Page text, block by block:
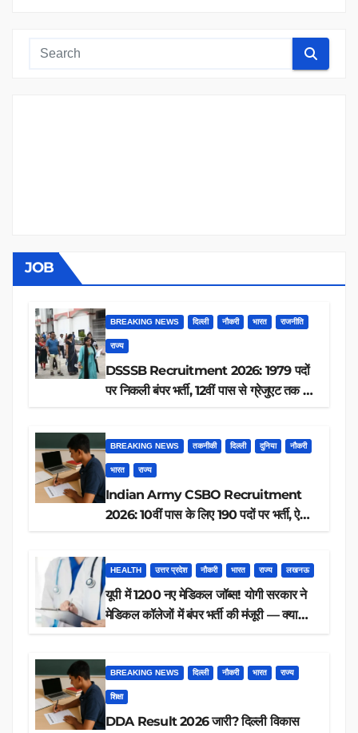
JOB
BREAKING NEWS दिल्ली नौकरी भारत राजनीति
राज्य
DSSSB Recruitment 2026: 1979 पदों
पर निकली बंपर भर्ती, 12वीं पास से ग्रेजुएट तक करें
BREAKING NEWS तकनीकी दिल्ली दुनिया नौकरी
भारत राज्य
Indian Army CSBO Recruitment
2026: 10वीं पास के लिए 190 पदों पर भर्ती, ऐसे
HEALTH उत्तर प्रदेश नौकरी भारत राज्य लखनऊ
यूपी में 1200 नए मेडिकल जॉब्स! योगी सरकार ने
मेडिकल कॉलेजों में बंपर भर्ती की मंजूरी — क्या
BREAKING NEWS दिल्ली नौकरी भारत राज्य
शिक्षा
DDA Result 2026 जारी? दिल्ली विकास